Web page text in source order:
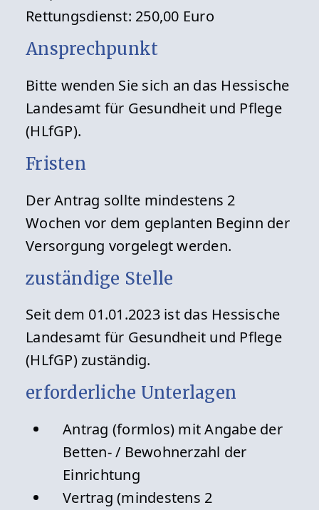
Rettungsdienst: 250,00 Euro
Ansprechpunkt
Bitte wenden Sie sich an das Hessische
Landesamt für Gesundheit und Pflege
(HLfGP).
Fristen
Der Antrag sollte mindestens 2
Wochen vor dem geplanten Beginn der
Versorgung vorgelegt werden.
zuständige Stelle
Seit dem 01.01.2023 ist das Hessische
Landesamt für Gesundheit und Pflege
(HLfGP) zuständig.
erforderliche Unterlagen
Antrag (formlos) mit Angabe der
Betten- / Bewohnerzahl der
Einrichtung
Vertrag (mindestens 2